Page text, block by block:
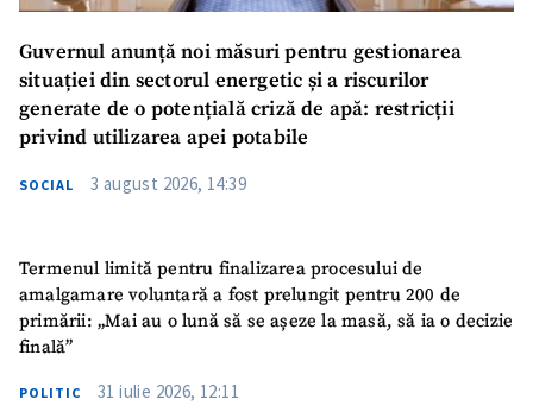
Guvernul anunță noi măsuri pentru gestionarea
situației din sectorul energetic și a riscurilor
generate de o potențială criză de apă: restricții
privind utilizarea apei potabile
SOCIAL 3 august 2026, 14:39
Termenul limită pentru finalizarea procesului de
amalgamare voluntară a fost prelungit pentru 200 de
primării: „Mai au o lună să se așeze la masă, să ia o decizie
finală”
POLITIC 31 iulie 2026, 12:11